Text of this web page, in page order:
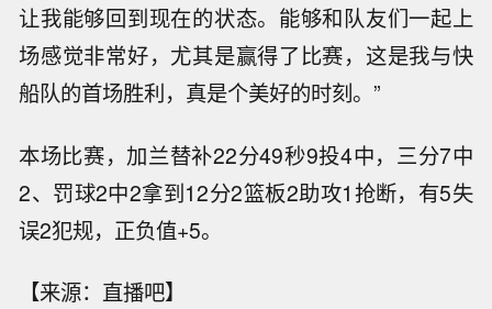
让我能够回到现在的状态。能够和队友们一起上
场感觉非常好，尤其是赢得了比赛，这是我与快
船队的首场胜利，真是个美好的时刻。”
本场比赛，加兰替补22分49秒9投4中，三分7中
2、罚球2中2拿到12分2篮板2助攻1抢断，有5失
误2犯规，正负值+5。
【来源：直播吧】